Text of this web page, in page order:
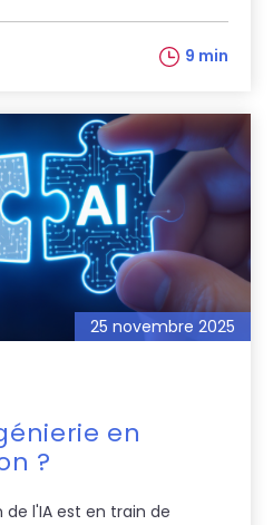
9 min
25 novembre 2025
en
?
l'IA est en train de